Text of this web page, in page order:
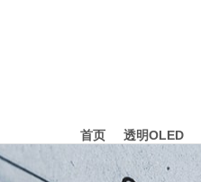
首页 透明OLED